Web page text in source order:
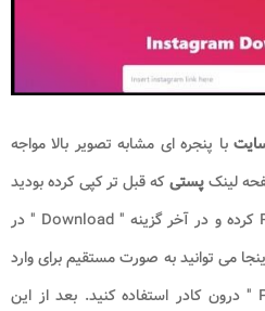
با پنجره ای مشابه تصویر بالا مواجه
لینکپستیکه قبل تر کپی کرده بودید
را با استفاده از کلیک راست Paste کرده و در آخر گزینه " Download " در
می توانید به صورت مستقیم برای وارد
کردن لینک از همان گزینه "Paste " درون کادر استفاده کنید. بعد از این